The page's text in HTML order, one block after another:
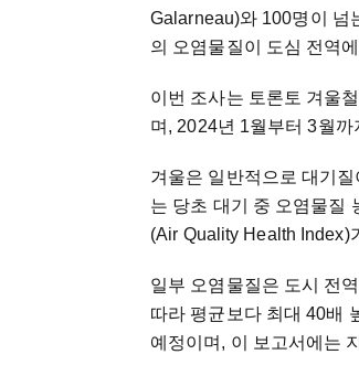
Galarneau)와 100명이 넘
의 오염물질이 도심 전역
이번 조사는 토론토 겨울
며, 2024년 1월부터 3월
겨울은 일반적으로 대기
는 당초 대기 중 오염물질
(Air Quality Health Index)
일부 오염물질은 도시 전
따라 평균보다 최대 40배
예정이며, 이 보고서에는